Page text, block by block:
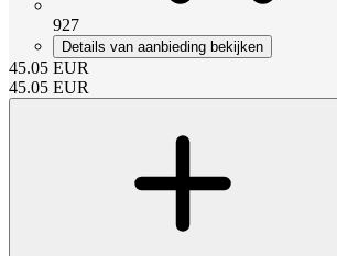
927
Details van aanbieding bekijken
45.05 EUR
45.05 EUR